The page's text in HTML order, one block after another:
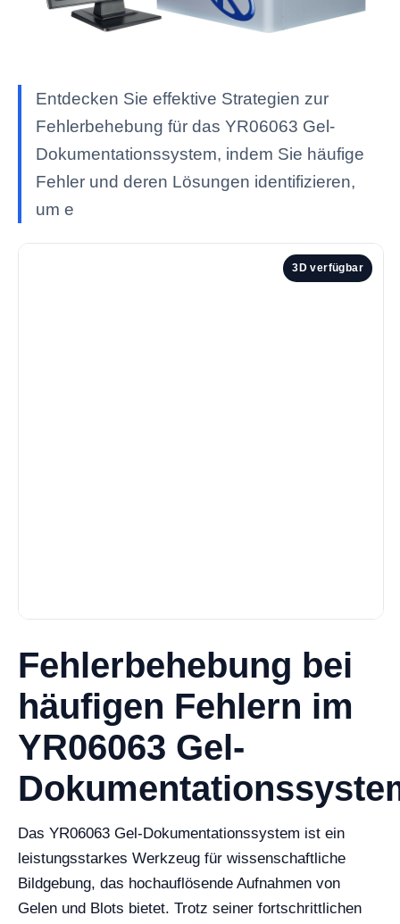
Entdecken Sie effektive Strategien zur
Fehlerbehebung für das YR06063 Gel-
Dokumentationssystem, indem Sie häufige
Fehler und deren Lösungen identifizieren,
um e
3D verfügbar
Fehlerbehebung bei
häufigen Fehlern im
YR06063 Gel-
Das YR06063 Gel-Dokumentationssystem ist ein
leistungsstarkes Werkzeug für wissenschaftliche
Bildgebung, das hochauflösende Aufnahmen von
Gelen und Blots bietet. Trotz seiner fortschrittlichen